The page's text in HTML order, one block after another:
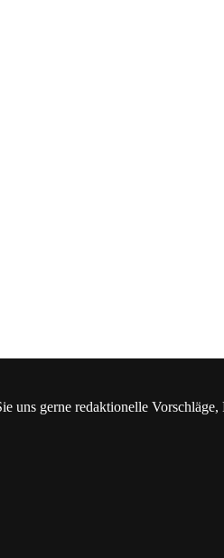
uns gerne redaktionelle